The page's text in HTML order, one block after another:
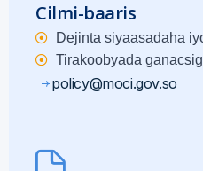
Cilmi-baaris
Dejinta siyaasadaha
Tirakoobyada
policy@moci.gov.so